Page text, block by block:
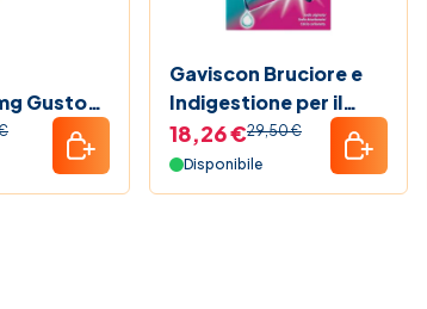
Gusto
di
Gaviscon Bruciore e
Indigestione per il
benessere Intestinale
48 Bustine
18,26 €29,50 €
Disponibile